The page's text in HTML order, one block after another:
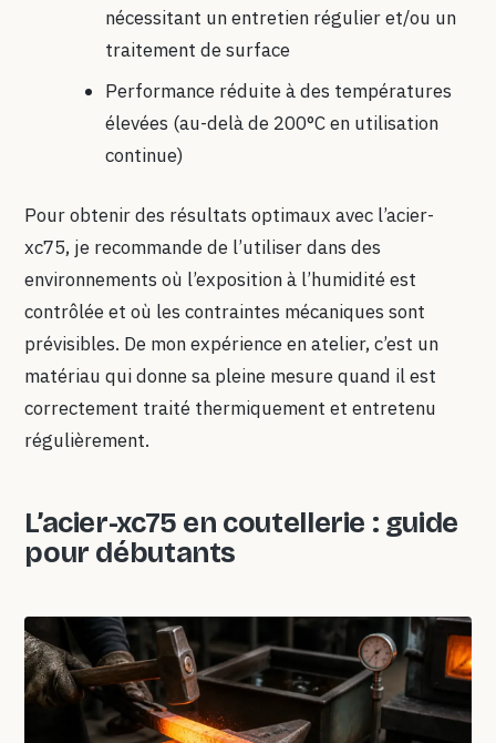
nécessitant un entretien régulier et/ou un
traitement de surface
Performance réduite à des températures
élevées (au-delà de 200°C en utilisation
continue)
Pour obtenir des résultats optimaux avec l’acier-
xc75, je recommande de l’utiliser dans des
environnements où l’exposition à l’humidité est
contrôlée et où les contraintes mécaniques sont
prévisibles. De mon expérience en atelier, c’est un
matériau qui donne sa pleine mesure quand il est
correctement traité thermiquement et entretenu
régulièrement.
L’acier-xc75 en coutellerie : guide
pour débutants